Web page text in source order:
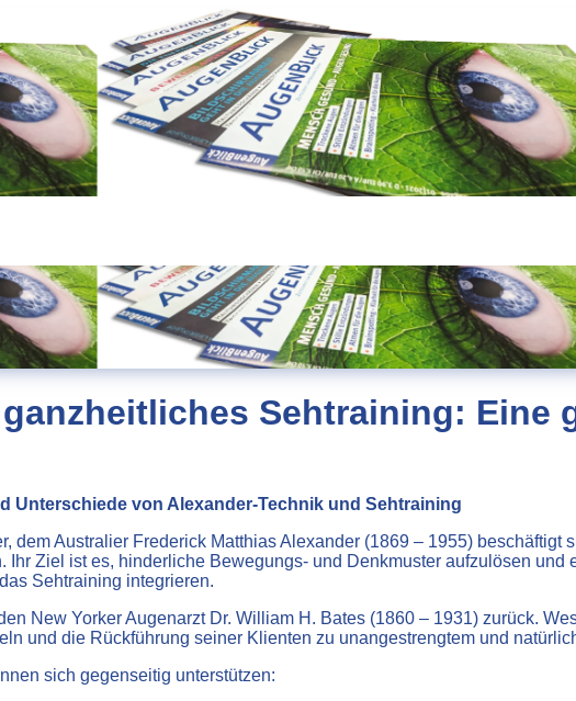
Sehtraining: Eine
Unterschiede von Alexander-Technik und Sehtraining
dem Australier Frederick Matthias Alexander (1869 – 1955)
Ziel ist es, hinderliche Bewegungs- und Denkmuster aufzulösen
Sehtraining integrieren.
New Yorker Augenarzt Dr. William H. Bates (1860 – 1931) zurück.
und die Rückführung seiner Klienten zu unangestrengtem und
sich gegenseitig unterstützen: